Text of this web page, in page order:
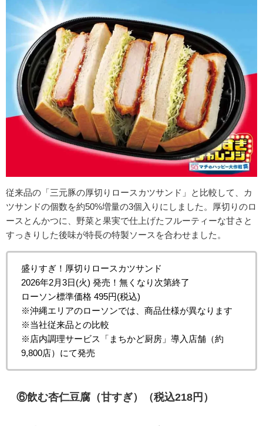
従来品の「三元豚の厚切りロースカツサンド」と比較して、カ
ツサンドの個数を約50%増量の3個入りにしました。厚切りのロ
ースとんかつに、野菜と果実で仕上げたフルーティーな甘さと
すっきりした後味が特長の特製ソースを合わせました。
盛りすぎ！厚切りロースカツサンド
2026年2月3日(火) 発売！無くなり次第終了
ローソン標準価格 495円(税込)
※沖縄エリアのローソンでは、商品仕様が異なります
※当社従来品との比較
※店内調理サービス「まちかど厨房」導入店舗（約
9,800店）にて発売
⑥飲む杏仁豆腐（甘すぎ）（税込218円）